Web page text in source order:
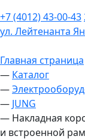
+7 (4012) 43-00-43
ул. Лейтенанта
Главная страница
— Каталог
—
— JUNG
— Накладная
и встроенной